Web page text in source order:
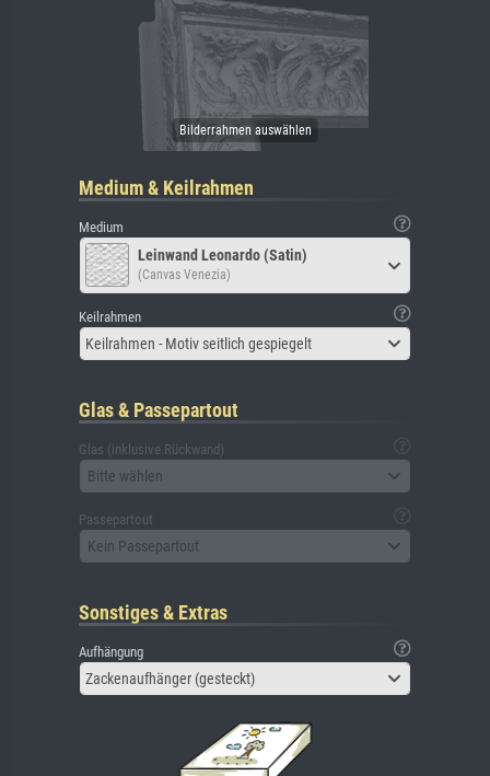
Medium & Keilrahmen
Medium
Leinwand Leonardo (Satin)
(Canvas Venezia)
Keilrahmen
Keilrahmen - Motiv seitlich gespiegelt
Glas & Passepartout
Glas (inklusive Rückwand)
Bitte wählen
Passepartout
Kein Passepartout
Sonstiges & Extras
Aufhängung
Zackenaufhänger (gesteckt)